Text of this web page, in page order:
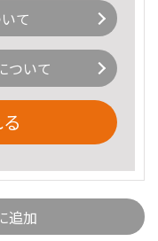
て
ついて
追加